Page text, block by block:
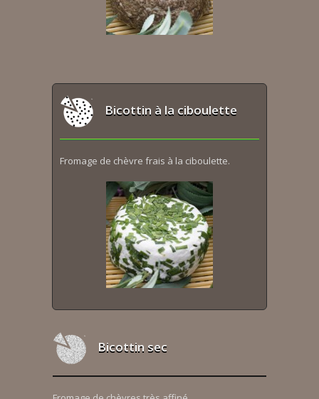
Bicottin à la ciboulette
Fromage de chèvre frais à la ciboulette.
Bicottin sec